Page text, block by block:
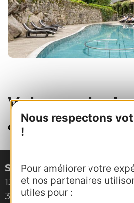
Nous respectons
!
Pour améliorer votre
et nos partenaires
utiles pour :
Votre contact
Site de Montpellier
132, boulevard Pénélope
34000 Montpellier